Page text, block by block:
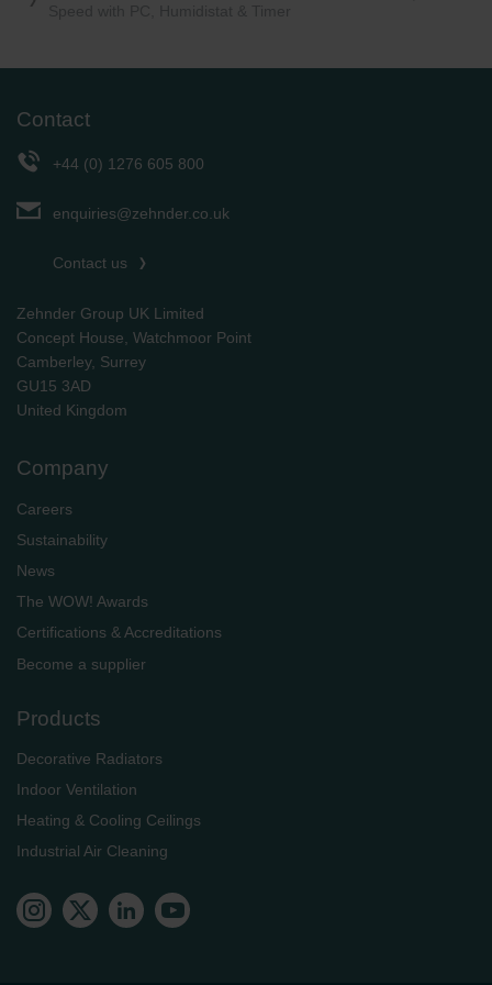
Contact
+44 (0) 1276 605 800
enquiries@zehnder.co.uk
Contact us
Zehnder Group UK Limited
Concept House, Watchmoor Point
Camberley, Surrey
GU15 3AD
​​​​​​​United Kingdom
Company
Careers
Sustainability
News
The WOW! Awards
Certifications & Accreditations
Become a supplier
Products
Decorative Radiators
Indoor Ventilation
Heating & Cooling Ceilings
Industrial Air Cleaning